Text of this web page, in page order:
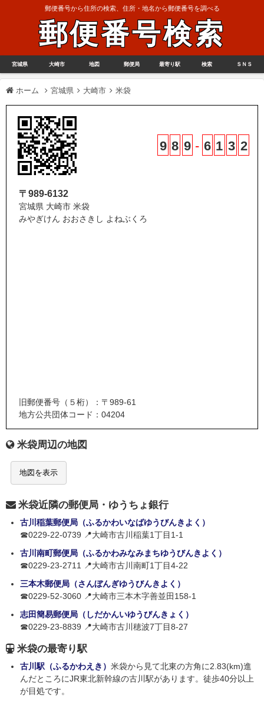
郵便番号から住所の検索、住所・地名から郵便番号を調べる
郵便番号検索
宮城県 大崎市 地図 郵便局 最寄り駅 検索 ＳＮＳ
ホーム 宮城県 大崎市 米袋
9 8 9 - 6 1 3 2
〒989-6132
宮城県 大崎市 米袋
みやぎけん おおさきし よねぶくろ
旧郵便番号（５桁）：〒989-61
地方公共団体コード：04204
米袋周辺の地図
地図を表示
米袋近隣の郵便局・ゆうちょ銀行
古川稲葉郵便局（ふるかわいなばゆうびんきよく）
☎0229-22-0739 📍大崎市古川稲葉1丁目1-1
古川南町郵便局（ふるかわみなみまちゆうびんきよく）
☎0229-23-2711 📍大崎市古川南町1丁目4-22
三本木郵便局（さんぼんぎゆうびんきよく）
☎0229-52-3060 📍大崎市三本木字善並田158-1
志田簡易郵便局（しだかんいゆうびんきょく）
☎0229-23-8839 📍大崎市古川穂波7丁目8-27
米袋の最寄り駅
古川駅（ふるかわえき） 米袋から見て北東の方角に2.83(km)進
んだところにJR東北新幹線の古川駅があります。徒歩40分以上
が目処です。